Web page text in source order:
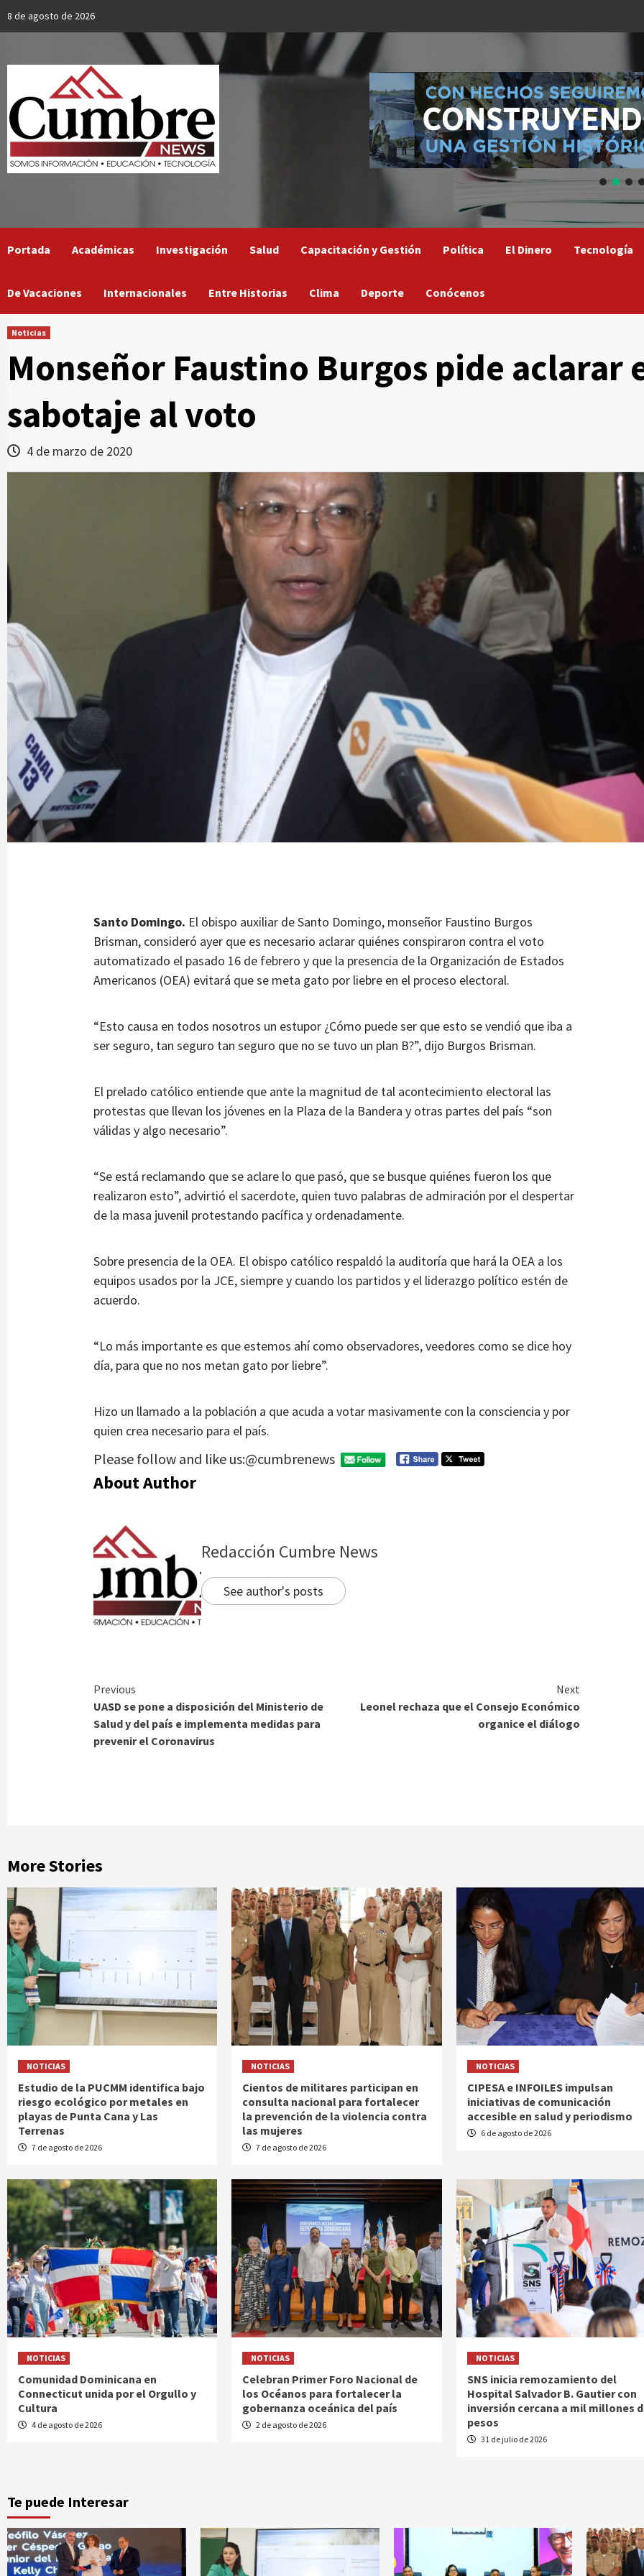
8 de agosto de 2026
Portada Académicas Investigación Salud Capacitación y Gestión Política El Dinero Tecnología
De Vacaciones Internacionales Entre Historias Clima Deporte Conócenos
Noticias
Monseñor Faustino Burgos pide aclarar
sabotaje al voto
4 de marzo de 2020
Santo Domingo. El obispo auxiliar de Santo Domingo, monseñor Faustino Burgos
Brisman, consideró ayer que es necesario aclarar quiénes conspiraron contra el voto
automatizado el pasado 16 de febrero y que la presencia de la Organización de Estados
Americanos (OEA) evitará que se meta gato por liebre en el proceso electoral.
“Esto causa en todos nosotros un estupor ¿Cómo puede ser que esto se vendió que iba a
ser seguro, tan seguro tan seguro que no se tuvo un plan B?”, dijo Burgos Brisman.
El prelado católico entiende que ante la magnitud de tal acontecimiento electoral las
protestas que llevan los jóvenes en la Plaza de la Bandera y otras partes del país “son
válidas y algo necesario”.
“Se está reclamando que se aclare lo que pasó, que se busque quiénes fueron los que
realizaron esto”, advirtió el sacerdote, quien tuvo palabras de admiración por el despertar
de la masa juvenil protestando pacífica y ordenadamente.
Sobre presencia de la OEA. El obispo católico respaldó la auditoría que hará la OEA a los
equipos usados por la JCE, siempre y cuando los partidos y el liderazgo político estén de
acuerdo.
“Lo más importante es que estemos ahí como observadores, veedores como se dice hoy
día, para que no nos metan gato por liebre”.
Hizo un llamado a la población a que acuda a votar masivamente con la consciencia y por
quien crea necesario para el país.
Please follow and like us:@cumbrenews
About Author
Redacción Cumbre News
See author's posts
Continue
Reading
Previous
UASD se pone a disposición del Ministerio de
Salud y del país e implementa medidas para
prevenir el Coronavirus
Next
Leonel rechaza que el Consejo Económico
organice el diálogo
More Stories
NOTICIAS
Estudio de la PUCMM identifica bajo
riesgo ecológico por metales en
playas de Punta Cana y Las
Terrenas
7 de agosto de 2026
NOTICIAS
Cientos de militares participan en
consulta nacional para fortalecer
la prevención de la violencia contra
las mujeres
7 de agosto de 2026
NOTICIAS
CIPESA e INFOILES impulsan
iniciativas de comunicación
accesible en salud y periodismo
6 de agosto de 2026
NOTICIAS
Comunidad Dominicana en
Connecticut unida por el Orgullo y
Cultura
4 de agosto de 2026
NOTICIAS
Celebran Primer Foro Nacional de
los Océanos para fortalecer la
gobernanza oceánica del país
2 de agosto de 2026
NOTICIAS
SNS inicia remozamiento del
Hospital Salvador B. Gautier con
inversión cercana a mil millones
pesos
31 de julio de 2026
Te puede Interesar